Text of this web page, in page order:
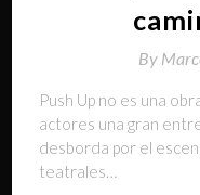
By
Push Up no es una
actores una gran
desborda por el
teatrales…